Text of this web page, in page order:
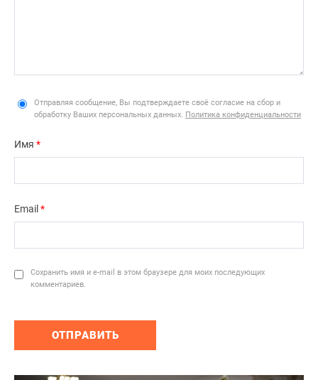
Отправляя сообщение, Вы подтверждаете своё согласие на сбор и
обработку Ваших персональных данных. Политика конфиденциальности
Имя *
Email *
Сохранить имя и e-mail в этом браузере для моих последующих
комментариев.